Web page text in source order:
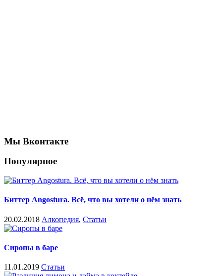
Мы Вконтакте
Популярное
Биттер Angostura. Всё, что вы хотели о нём знать
20.02.2018 Алкопедия, Статьи
Сиропы в баре
11.01.2019 Статьи